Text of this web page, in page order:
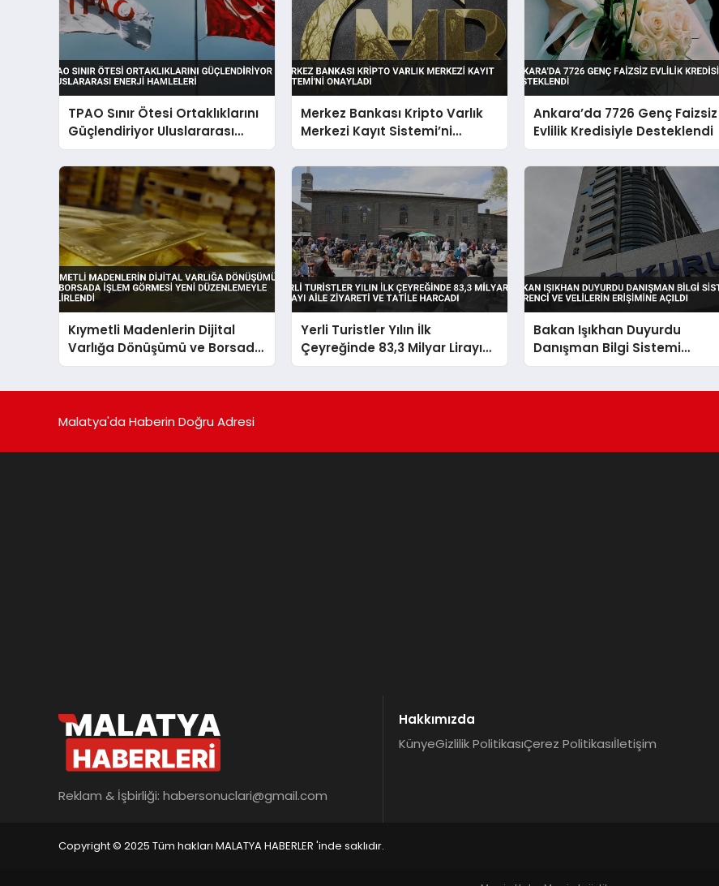
TPAO Sınır Ötesi Ortaklıklarını
Güçlendiriyor Uluslararası
Enerji Hamleleri
Merkez Bankası Kripto Varlık
Merkezi Kayıt Sistemi’ni
Onayladı
Ankara’da 7726 Genç Faizsiz
Evlilik Kredisiyle Desteklendi
Kıymetli Madenlerin Dijital
Varlığa Dönüşümü ve Borsada
İşlem Görmesi Yeni
Yerli Turistler Yılın İlk
Çeyreğinde 83,3 Milyar Lirayı
Aile Ziyareti ve Tatile Harcadı
Bakan Işıkhan Duyurdu
Danışman Bilgi Sistemi
Öğrenci ve Velilerin Erişimine
Malatya'da Haberin Doğru Adresi
Reklam & İşbirliği: habersonuclari@gmail.com
Hakkımızda
KünyeGizlilik PolitikasıÇerez Politikasıİletişim
Copyright © 2025 Tüm hakları MALATYA HABERLER 'inde saklıdır.